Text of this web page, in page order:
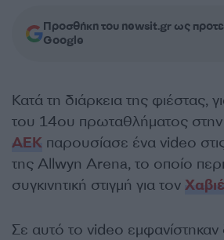
Προσθήκη του newsit.gr ως
Google
Κατά τη διάρκεια της φιέστας,
του 14ου πρωταθλήματος στην
ΑΕΚ παρουσίασε ένα video
της Allwyn Arena, το οποίο
συγκινητική στιγμή για τον
Σε αυτό το video